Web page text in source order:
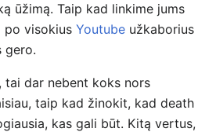
ūžimą. Taip kad linkime jums
po visokius Youtube užkaborius
gero.
tai dar nebent koks nors
taip kad žinokit, kad death
kas gali būt. Kitą vertus,